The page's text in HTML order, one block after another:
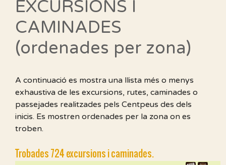
EXCURSIONS I
CAMINADES
(ordenades per zona)
A continuació es mostra una llista més o menys
exhaustiva de les excursions, rutes, caminades o
passejades realitzades pels Centpeus des dels
inicis. Es mostren ordenades per la zona on es
troben.
Trobades 724 excursions i caminades.